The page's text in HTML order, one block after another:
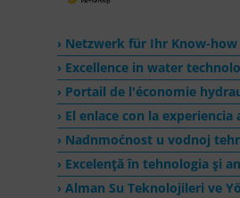
Netzwerk für Ihr Know-how
Excellence in water
Portail de l'économie
El enlace con la experiencia
Nadnmoćnost u vodnoj
Excelenţă în tehnologia şi
Alman Su Teknolojileri ve